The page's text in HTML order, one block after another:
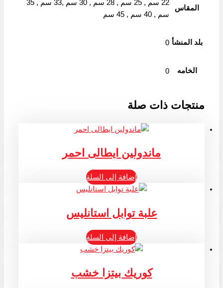
المقاس
22 سم , 25 سم , 28 سم , 30 سم ,33 سم , 35
سم , 40 سم , 45 سم
بلد المنشأ 0
الخامه 0
منتجات ذات صلة
ماندولين ايطالى احمر
إضافة إلى السلة
علبة توابل استانليس
إضافة إلى السلة
كوريك بيتزا خشب